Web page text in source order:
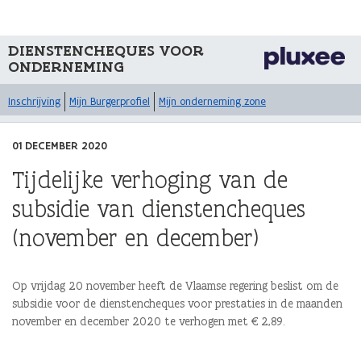
DIENSTENCHEQUES VOOR
ONDERNEMING
Inschrijving Mijn Burgerprofiel Mijn onderneming zone
01 DECEMBER 2020
Tijdelijke verhoging van de
subsidie van dienstencheques
(november en december)
Op vrijdag 20 november heeft de Vlaamse regering beslist om de
subsidie voor de dienstencheques voor prestaties in de maanden
november en december 2020 te verhogen met €2,89.